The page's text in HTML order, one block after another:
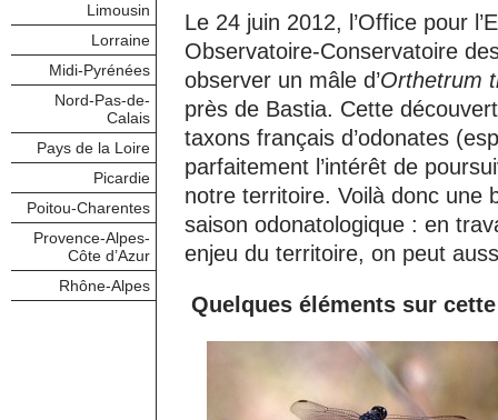
Limousin
Lorraine
Midi-Pyrénées
Nord-Pas-de-
Calais
Pays de la Loire
Picardie
Poitou-Charentes
Provence-Alpes-
Côte d’Azur
Rhône-Alpes
Le 24 juin 2012, l’Office pour
Observatoire-Conservatoire
observer un mâle d’Orthetrum
près de Bastia. Cette
taxons français d’odonates
parfaitement l’intérêt de
notre territoire. Voilà donc une
saison odonatologique : en
enjeu du territoire, on peut
Quelques éléments sur